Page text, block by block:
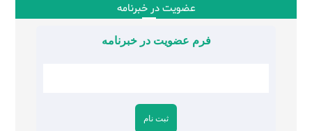
عضویت در خبرنامه
فرم عضویت در خبرنامه